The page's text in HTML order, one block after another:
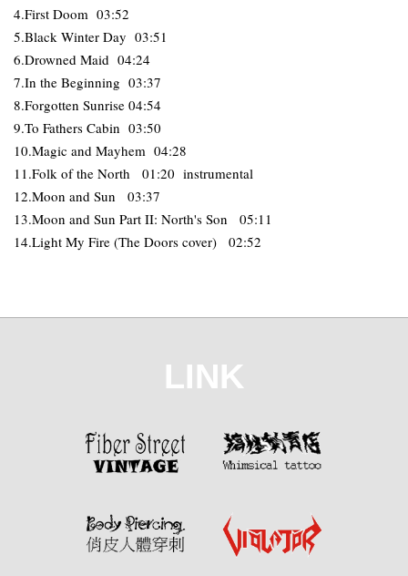
4.First Doom 03:52
5.Black Winter Day 03:51
6.Drowned Maid 04:24
7.In the Beginning 03:37
8.Forgotten Sunrise 04:54
9.To Fathers Cabin 03:50
10.Magic and Mayhem 04:28
11.Folk of the North 01:20 instrumental
12.Moon and Sun 03:37
13.Moon and Sun Part II: North's Son 05:11
14.Light My Fire (The Doors cover) 02:52
LINK